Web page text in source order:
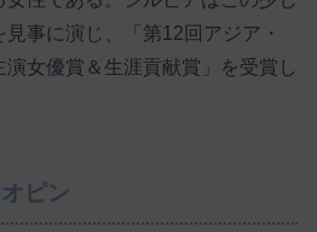
事に演じ、「第12回アジア・
女優賞＆生涯貢献賞」を受賞し
ピン